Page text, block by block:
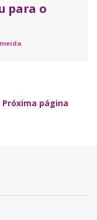
para o
Próxima página